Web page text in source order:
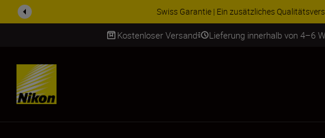
ZUBEHÖR IM ANGEBOT | Sparen Sie 15
Kostenloser Versand Lieferung innerhalb von 4–6
SKIP